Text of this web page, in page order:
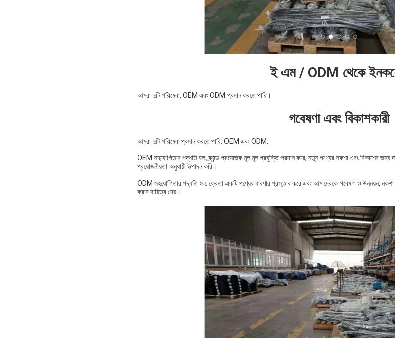
ই এম / ODM থেকে
আমরা দুটি পরিষেবা, OEM এবং ODM প্রদান করতে পারি।
গবেষণা এবং বিকাশকারী
আমরা দুটি পরিষেবা প্রদান করতে পারি, OEM এবং ODM:
OEM সহযোগিতার পদ্ধতি হল: ব্র্যান্ড প্রযোজক মূল মূল প্রযুক্তি প্রদান করে, নতুন পণ্যের নকশা এবং বিকাশের জন্য
প্রয়োজনীয়তা অনুযায়ী উত্পাদন করি।
ODM সহযোগিতার পদ্ধতি হল: ক্রেতা একটি পণ্যের ধারণার প্রস্তাব করে এবং আমাদেরকে গবেষণা ও উন্নয়ন, নকশা
করার দায়িত্ব দেয়।